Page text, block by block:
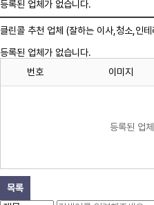
등록된 업체가 없습니다.
클린콜 추천 업체 (잘하는 이사, 청소 ,인
등록된 업체가 없습니다.
번호
이미지
등록된 업
목록